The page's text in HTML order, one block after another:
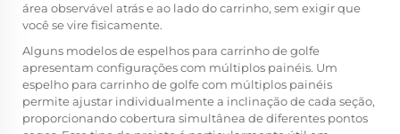
área observável atrás e ao lado do carrinho, sem exigir que
você se vire fisicamente.
Alguns modelos de espelhos para carrinho de golfe
apresentam configurações com múltiplos painéis. Um
espelho para carrinho de golfe com múltiplos painéis
permite ajustar individualmente a inclinação de cada seção,
proporcionando cobertura simultânea de diferentes pontos